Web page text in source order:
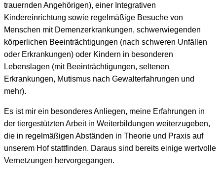
trauernden Angehörigen), einer Integrativen
Kindereinrichtung sowie regelmäßige Besuche von
Menschen mit Demenzerkrankungen, schwerwiegenden
körperlichen Beeinträchtigungen (nach schweren Unfällen
oder Erkrankungen) oder Kindern in besonderen
Lebenslagen (mit Beeinträchtigungen, seltenen
Erkrankungen, Mutismus nach Gewalterfahrungen und
mehr).
Es ist mir ein besonderes Anliegen, meine Erfahrungen in
der tiergestützten Arbeit in Weiterbildungen weiterzugeben,
die in regelmäßigen Abständen in Theorie und Praxis auf
unserem Hof stattfinden. Daraus sind bereits einige wertvolle
Vernetzungen hervorgegangen.